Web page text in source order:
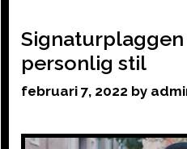
personlig stil
februari 7, 2022 by